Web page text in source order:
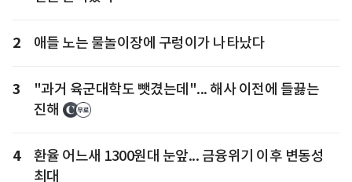
2 애들 노는 물놀이장에 구렁이가 나타났다
3
"과거 육군대학도 뺏겼는데"... 해사 이전에 들끓는
진해
4
환율 어느새 1300원대 눈앞... 금융위기 이후 변동성
최대